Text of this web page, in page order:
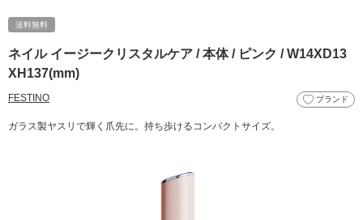
送料無料
ネイル イージークリスタルケア / 本体 / ピンク / W14XD13
XH137(mm)
FESTINO ブランド
ガラス製ヤスリで輝く爪先に。持ち歩けるコンパクトサイズ。